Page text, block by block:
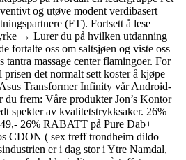
og utøve modent verdibasert
(FT). Fortsett å lese
→ Lurer du på hvilken utdanning
fortalte oss om saltsjøen og viste oss
tantra massage center flamingoer. For
det normalt sett koster å kjøpe
Transformer Infinity vår Android-
frem: Våre produkter Jon’s Kontor
spekter av kvalitetstrykksaker. 26%
26% RABATT på Pure Dab+
CDON ( sex treff trondheim dildo
er i dag stor i Ytre Namdal,